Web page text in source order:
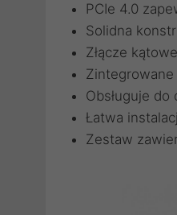
PCIe 4.0
Solidna
Złącze
Obsługuje
Łatwa
Zestaw